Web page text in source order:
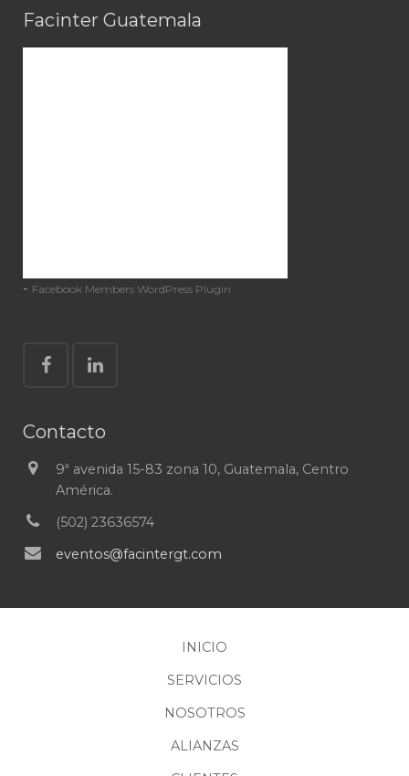
Facinter Guatemala
- Facebook Members WordPress Plugin
Contacto
9ª avenida 15-83 zona 10, Guatemala, Centro
América.
(502) 23636574
eventos@facintergt.com
INICIO
SERVICIOS
NOSOTROS
ALIANZAS